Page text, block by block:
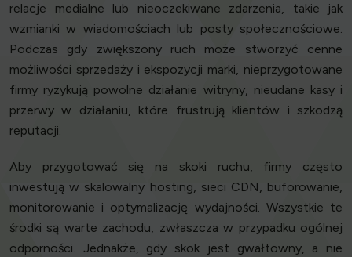
relacje medialne lub nieoczekiwane zdarzenia, takie jak
wzmianki w wiadomościach lub posty społecznościowe.
Podczas gdy zwiększony ruch może stworzyć cenne
możliwości sprzedaży i ekspozycji marki, nieprzygotowane
firmy ryzykują powolne działanie witryny, nieudane kasy i
przerwy w działaniu, które frustrują klientów i szkodzą
reputacji.
Aby przygotować się na skoki ruchu, firmy często
inwestują w skalowalny hosting, sieci CDN, buforowanie,
monitorowanie i optymalizację wydajności. Wszystkie te
środki są warte zachodu, zwłaszcza w przypadku ogólnej
odporności. Jednakże, gdy skok jest gwałtowny, a nie